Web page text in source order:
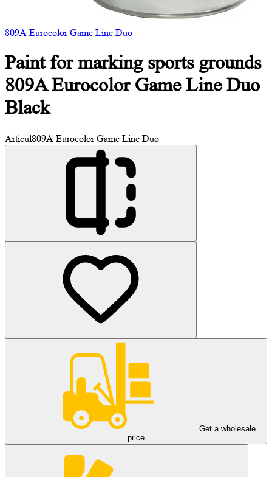
809А Eurocolor Game Line Duo
Paint for marking sports grounds
809A Eurocolor Game Line Duo
Black
Articul809А Eurocolor Game Line Duo
Get a wholesale
price